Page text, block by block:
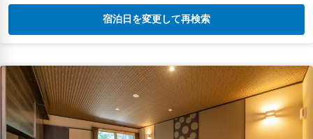
宿泊日を変更して再検索